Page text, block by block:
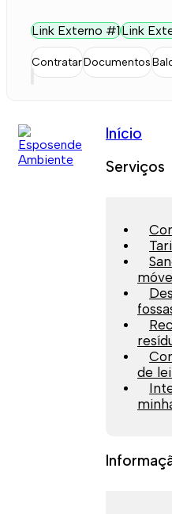
Link Externo #1Link
ContratarDocumentos
Início
Serviços
de